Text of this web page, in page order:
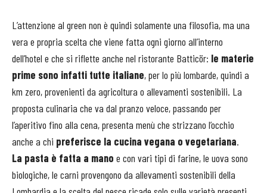
L’attenzione al green non è quindi solamente una filosofia, ma una
vera e propria scelta che viene fatta ogni giorno all’interno
dell’hotel e che si riflette anche nel ristorante Batticör: le materie
prime sono infatti tutte italiane, per lo più lombarde, quindi a
km zero, provenienti da agricoltura o allevamenti sostenibili. La
proposta culinaria che va dal pranzo veloce, passando per
l’aperitivo fino alla cena, presenta menù che strizzano l’occhio
anche a chi preferisce la cucina vegana o vegetariana.
La pasta è fatta a mano e con vari tipi di farine, le uova sono
biologiche, le carni provengono da allevamenti sostenibili della